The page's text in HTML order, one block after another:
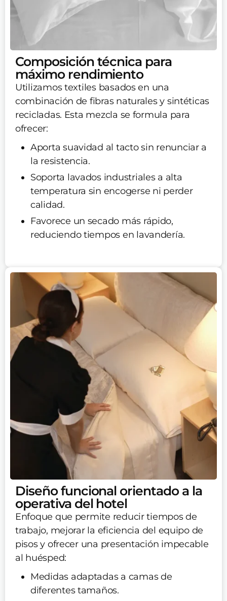
Composición técnica para
máximo rendimiento
Utilizamos textiles basados en una
combinación de fibras naturales y sintéticas
recicladas. Esta mezcla se formula para
ofrecer:
Aporta suavidad al tacto sin renunciar a
la resistencia.
Soporta lavados industriales a alta
temperatura sin encogerse ni perder
calidad.
Favorece un secado más rápido,
reduciendo tiempos en lavandería.
Diseño funcional orientado a la
operativa del hotel
Enfoque que permite reducir tiempos de
trabajo, mejorar la eficiencia del equipo de
pisos y ofrecer una presentación impecable
al huésped:
Medidas adaptadas a camas de
diferentes tamaños.